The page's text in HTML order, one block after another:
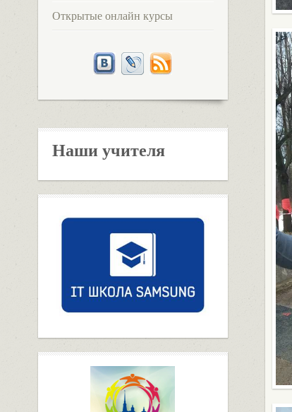
Открытые онлайн курсы
Наши учителя